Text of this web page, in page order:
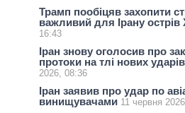
Трамп пообіцяв захопити
важливий для Ірану острів
16:43
Іран знову оголосив про
протоки на тлі нових
2026, 08:36
Іран заявив про удар по
винищувачами 11 червня